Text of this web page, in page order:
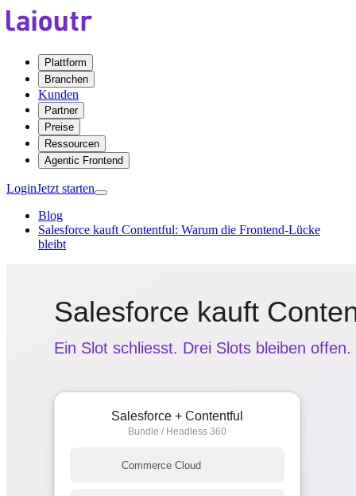
Plattform
Branchen
Kunden
Partner
Preise
Ressourcen
Agentic Frontend
LoginJetzt starten
Blog
Salesforce kauft Contentful: Warum die Frontend-Lücke
bleibt